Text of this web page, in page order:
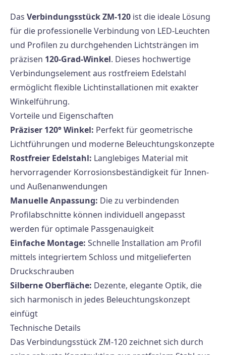
Das Verbindungsstück ZM-120 ist die ideale Lösung
für die professionelle Verbindung von LED-Leuchten
und Profilen zu durchgehenden Lichtsträngen im
präzisen 120-Grad-Winkel. Dieses hochwertige
Verbindungselement aus rostfreiem Edelstahl
ermöglicht flexible Lichtinstallationen mit exakter
Winkelführung.
Vorteile und Eigenschaften
Präziser 120° Winkel: Perfekt für geometrische
Lichtführungen und moderne Beleuchtungskonzepte
Rostfreier Edelstahl: Langlebiges Material mit
hervorragender Korrosionsbeständigkeit für Innen-
und Außenanwendungen
Manuelle Anpassung: Die zu verbindenden
Profilabschnitte können individuell angepasst
werden für optimale Passgenauigkeit
Einfache Montage: Schnelle Installation am Profil
mittels integriertem Schloss und mitgelieferten
Druckschrauben
Silberne Oberfläche: Dezente, elegante Optik, die
sich harmonisch in jedes Beleuchtungskonzept
einfügt
Technische Details
Das Verbindungsstück ZM-120 zeichnet sich durch